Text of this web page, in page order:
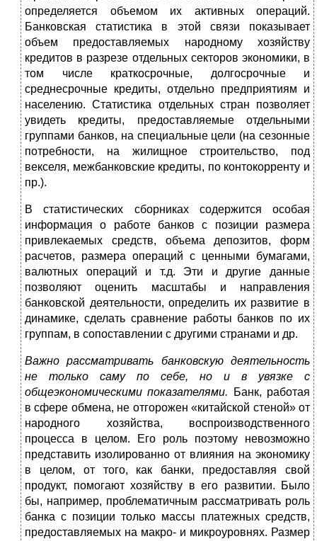
определяется объемом их активных операций.
Банковская статистика в этой связи показывает
объем предоставляемых народному хозяйству
кредитов в разрезе отдельных секторов экономики, в
том числе краткосрочные, долгосрочные и
среднесрочные кредиты, отдельно предприятиям и
населению. Статистика отдельных стран позволяет
увидеть кредиты, предоставляемые отдельными
группами банков, на специальные цели (на сезонные
потребности, на жилищное строительство, под
векселя, межбанковские кредиты, по контокорренту и
пр.).
В статистических сборниках содержится особая
информация о работе банков с позиции размера
привлекаемых средств, объема депозитов, форм
расчетов, размера операций с ценными бумагами,
валютных операций и т.д. Эти и другие данные
позволяют оценить масштабы и направления
банковской деятельности, определить их развитие в
динамике, сделать сравнение работы банков по их
группам, в сопоставлении с другими странами и др.
Важно рассматривать банковскую деятельность
не только саму по себе, но и в увязке с
общеэкономическими показателями.
Банк, работая
в сфере обмена, не отгорожен «китайской стеной» от
народного хозяйства, воспроизводственного
процесса в целом. Его роль поэтому невозможно
представить изолированно от влияния на экономику
в целом, от того, как банки, предоставляя свой
продукт, помогают хозяйству в его развитии. Было
бы, например, проблематичным рассматривать роль
банка с позиции только массы платежных средств,
предоставляемых на макро- и микроуровнях. Размер